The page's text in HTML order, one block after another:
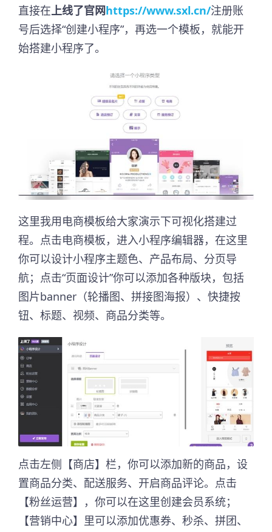
直接在上线了官网https://www.sxl.cn/注册账
号后选择“创建小程序”，再选一个模板，就能开
始搭建小程序了。
这里我用电商模板给大家演示下可视化搭建过
程。点击电商模板，进入小程序编辑器，在这里
你可以设计小程序主题色、产品布局、分页导
航；点击“页面设计”你可以添加各种版块，包括
图片banner（轮播图、拼接图海报）、快捷按
钮、标题、视频、商品分类等。
点击左侧【商店】栏，你可以添加新的商品，设
置商品分类、配送服务、开启商品评论。点击
【粉丝运营】，你可以在这里创建会员系统；
【营销中心】里可以添加优惠券、秒杀、拼团、